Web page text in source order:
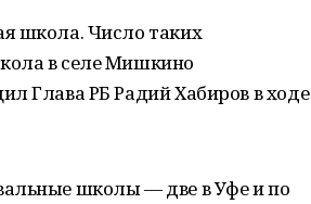
школа. Число таких
в селе Мишкино
Глава РБ Радий Хабиров в ходе
школы — две в Уфе и по